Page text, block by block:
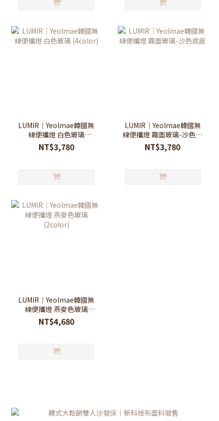
LUMIR｜Yeolmae韓國無
線便攜燈 白色玻璃
(4color)
NT$3,780
LUMIR｜Yeolmae韓國無
線便攜燈 霧面玻璃-沙色底
座
NT$3,780
LUMIR｜Yeolmae韓國無
線便攜燈 燕麥色玻璃
(2color)
NT$4,680